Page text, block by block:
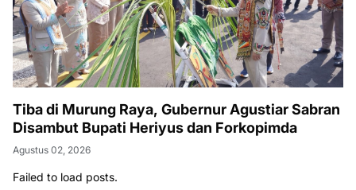
Tiba di Murung Raya, Gubernur Agustiar Sabran
Disambut Bupati Heriyus dan Forkopimda
Agustus 02, 2026
Failed to load posts.